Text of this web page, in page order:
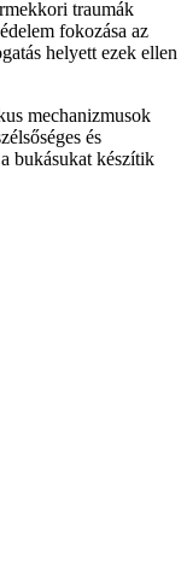
traumák
fokozása az
helyett ezek ellen
mechanizmusok
és
bukásukat készítik